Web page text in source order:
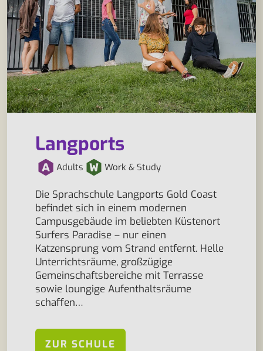
Langports
Adults Work & Study
Die Sprachschule Langports Gold Coast
befindet sich in einem modernen
Campusgebäude im beliebten Küstenort
Surfers Paradise – nur einen
Katzensprung vom Strand entfernt. Helle
Unterrichtsräume, großzügige
Gemeinschaftsbereiche mit Terrasse
sowie loungige Aufenthaltsräume
schaffen…
ZUR SCHULE